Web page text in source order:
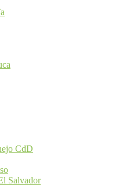
CdD
Salvador